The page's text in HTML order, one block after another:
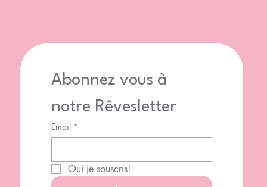
Abonnez vous à
notre Rêvesletter
Email *
Oui je souscris!